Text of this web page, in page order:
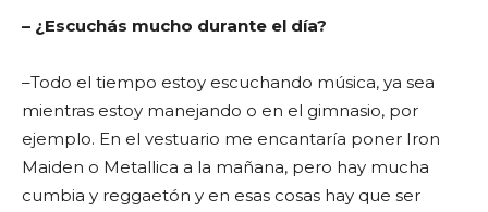
– ¿Escuchás mucho durante el día?
–Todo el tiempo estoy escuchando música, ya sea
mientras estoy manejando o en el gimnasio, por
ejemplo. En el vestuario me encantaría poner Iron
Maiden o Metallica a la mañana, pero hay mucha
cumbia y reggaetón y en esas cosas hay que ser